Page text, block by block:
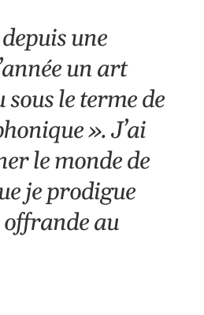
une
un art
le terme de
». J’ai
le monde de
je prodigue
au